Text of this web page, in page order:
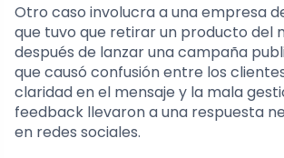
Otro caso involucra a una empresa
que tuvo que retirar un producto del
después de lanzar una campaña
que causó confusión entre los
claridad en el mensaje y la mala
feedback llevaron a una respuesta
en redes sociales.